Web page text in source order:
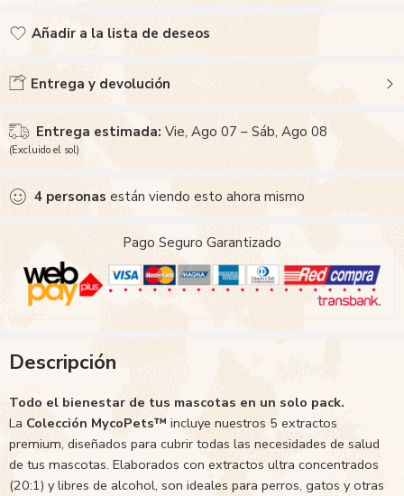
Añadir a la lista de deseos
Entrega y devolución
Entrega estimada: Vie, Ago 07 – Sáb, Ago 08
(Excluido el sol)
4 personas están viendo esto ahora mismo
Pago Seguro Garantizado
Descripción
Todo el bienestar de tus mascotas en un solo pack.
La Colección MycoPets™ incluye nuestros 5 extractos
premium, diseñados para cubrir todas las necesidades de salud
de tus mascotas. Elaborados con extractos ultra concentrados
(20:1) y libres de alcohol, son ideales para perros, gatos y otras